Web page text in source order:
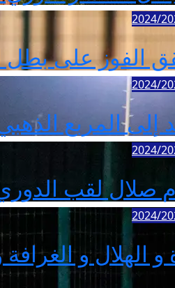
على بطل الدوري أم
2024 بعد الفوز على الغرافة بنتيجة 3
لقب الدوري
و الهلال و